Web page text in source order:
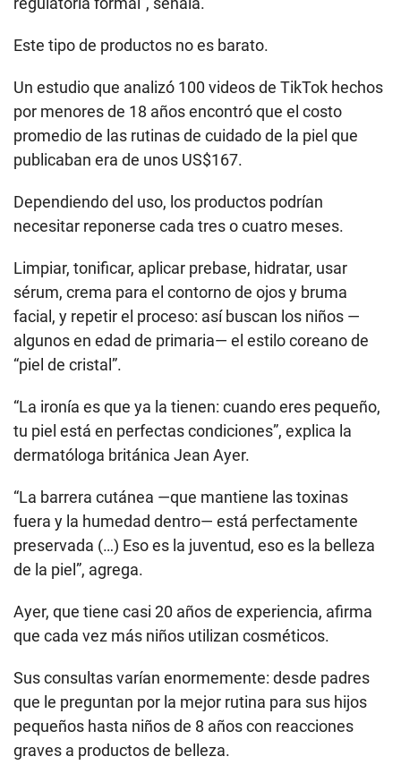
Este tipo de productos no es barato.
Un estudio que analizó 100 videos de TikTok hechos
por menores de 18 años encontró que el costo
promedio de las rutinas de cuidado de la piel que
publicaban era de unos US$167.
Dependiendo del uso, los productos podrían
necesitar reponerse cada tres o cuatro meses.
Limpiar, tonificar, aplicar prebase, hidratar, usar
sérum, crema para el contorno de ojos y bruma
facial, y repetir el proceso: así buscan los niños —
algunos en edad de primaria— el estilo coreano de
“piel de cristal”.
“La ironía es que ya la tienen: cuando eres pequeño,
tu piel está en perfectas condiciones”, explica la
dermatóloga británica Jean Ayer.
“La barrera cutánea —que mantiene las toxinas
fuera y la humedad dentro— está perfectamente
preservada (…) Eso es la juventud, eso es la belleza
de la piel”, agrega.
Ayer, que tiene casi 20 años de experiencia, afirma
que cada vez más niños utilizan cosméticos.
Sus consultas varían enormemente: desde padres
que le preguntan por la mejor rutina para sus hijos
pequeños hasta niños de 8 años con reacciones
graves a productos de belleza.